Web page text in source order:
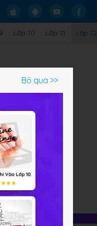
Lớp 10 Lớp 11 Lớp 12
Bỏ qua >>